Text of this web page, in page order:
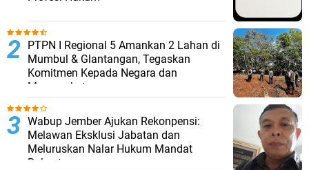
PTPN I Regional 5 Amankan 2 Lahan di
Mumbul & Glantangan, Tegaskan
Komitmen Kepada Negara dan
Masyarakat
Wabup Jember Ajukan Rekonpensi:
Melawan Eksklusi Jabatan dan
Meluruskan Nalar Hukum Mandat
Rakyat